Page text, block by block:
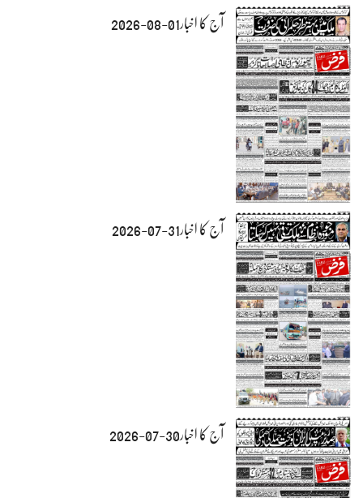
آج کا اخبار01-08-2026
آج کا اخبار31-07-2026
آج کا اخبار30-07-2026